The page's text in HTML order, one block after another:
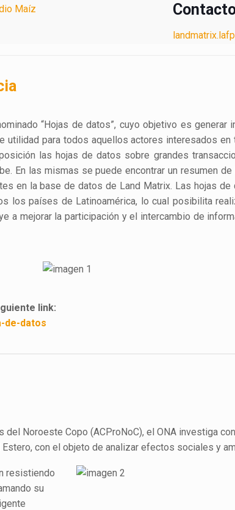
Maíz
“Hojas de datos”, cuyo objetivo es generar
para todos aquellos actores interesados en
las hojas de datos sobre grandes
En las mismas se puede encontrar un resumen
en la base de datos de Land Matrix. Las hojas
los países de Latinoamérica, lo cual posibilita
a mejorar la participación y el intercambio de
link:
de-datos
Noroeste Copo (ACProNoC), el ONA investiga
con el objeto de analizar efectos sociales y
resistiendo
su